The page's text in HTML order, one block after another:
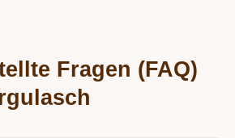
Fragen (FAQ)